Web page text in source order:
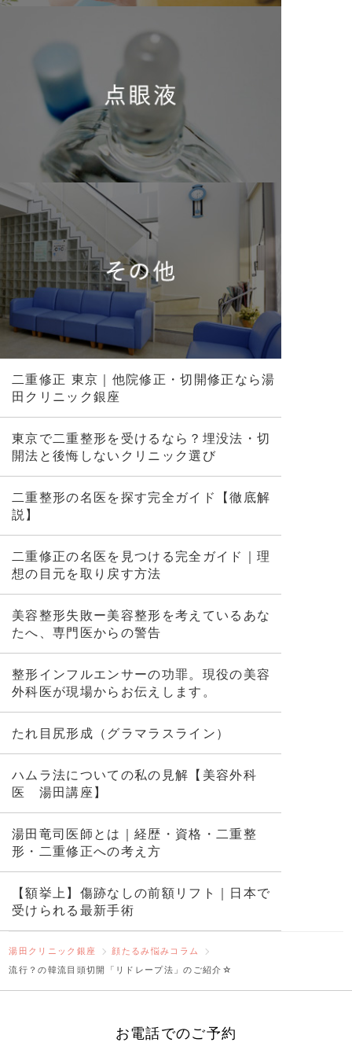
二重修正 東京｜他院修正・切開修正なら湯
田クリニック銀座
東京で二重整形を受けるなら？埋没法・切
開法と後悔しないクリニック選び
二重整形の名医を探す完全ガイド【徹底解
説】
二重修正の名医を見つける完全ガイド｜理
想の目元を取り戻す方法
美容整形失敗ー美容整形を考えているあな
たへ、専門医からの警告
整形インフルエンサーの功罪。現役の美容
外科医が現場からお伝えします。
たれ目尻形成（グラマラスライン）
ハムラ法についての私の見解【美容外科
医 湯田講座】
湯田竜司医師とは｜経歴・資格・二重整
形・二重修正への考え方
【額挙上】傷跡なしの前額リフト｜日本で
受けられる最新手術
湯田クリニック銀座
顔たるみ悩みコラム
流行？の韓流目頭切開「リドレープ法」のご紹介☆
お電話でのご予約